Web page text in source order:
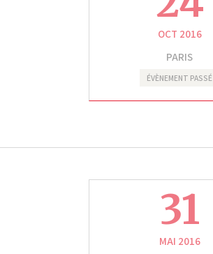
OCT 2016
PARIS
ÉVÈNEMENT PASSÉ
31
MAI 2016